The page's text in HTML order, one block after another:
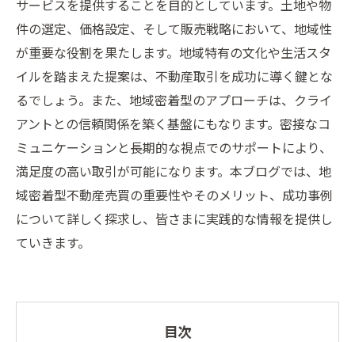
サービスを提供することを目的としています。土地や物
件の選定、価格設定、そして販売戦略において、地域性
が重要な役割を果たします。地域特有の文化や生活スタ
イルを踏まえた提案は、不動産取引を成功に導く鍵とな
るでしょう。また、地域密着型のアプローチは、クライ
アントとの信頼関係を築く基盤にもなります。密接なコ
ミュニケーションと長期的な視点でのサポートにより、
満足度の高い取引が可能になります。本ブログでは、地
域密着型不動産売買の重要性やそのメリット、成功事例
について詳しく探求し、皆さまに実践的な情報を提供し
ていきます。
目次